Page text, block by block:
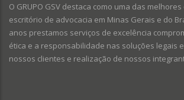
O GRUPO GSV destaca como uma das
escritório de advocacia em Minas Gerais e do
anos prestamos serviços de excelência
ética e a responsabilidade nas soluções legais
nossos clientes e realização de nossos